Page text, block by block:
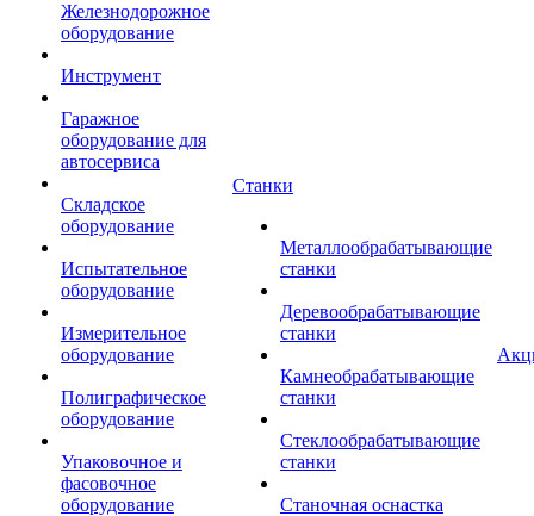
Железнодорожное
оборудование
Инструмент
Гаражное
оборудование для
автосервиса
Складское
оборудование
Испытательное
оборудование
Измерительное
оборудование
Полиграфическое
оборудование
Упаковочное и
фасовочное
оборудование
Станки
Металлообрабатывающие
станки
Деревообрабатывающие
станки
Камнеобрабатывающие
станки
Стеклообрабатывающие
станки
Станочная оснастка